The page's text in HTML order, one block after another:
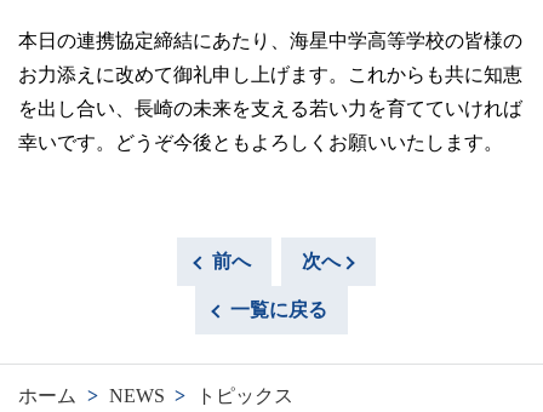
本日の連携協定締結にあたり、海星中学高等学校の皆様の
お力添えに改めて御礼申し上げます。これからも共に知恵
を出し合い、長崎の未来を支える若い力を育てていければ
幸いです。どうぞ今後ともよろしくお願いいたします。
前へ 次へ
一覧に戻る
ホーム > NEWS > トピックス